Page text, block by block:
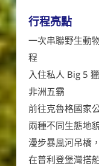
行程亮點
一次串聯野生動
程
入住私人 Big 5
非洲五霸
前往克魯格國家
兩種不同生態地
漫步暴風河吊橋
在普利登堡灣搭